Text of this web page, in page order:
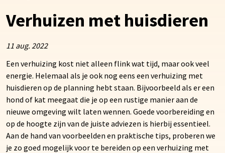
Verhuizen met huisdieren
11 aug. 2022
Een verhuizing kost niet alleen flink wat tijd, maar ook veel
energie. Helemaal als je ook nog eens een verhuizing met
huisdieren op de planning hebt staan. Bijvoorbeeld als er een
hond of kat meegaat die je op een rustige manier aan de
nieuwe omgeving wilt laten wennen. Goede voorbereiding en
op de hoogte zijn van de juiste adviezen is hierbij essentieel.
Aan de hand van voorbeelden en praktische tips, proberen we
je zo goed mogelijk voor te bereiden op een verhuizing met